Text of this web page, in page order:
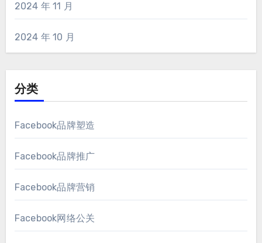
2024 年 11 月
2024 年 10 月
分类
Facebook品牌塑造
Facebook品牌推广
Facebook品牌营销
Facebook网络公关